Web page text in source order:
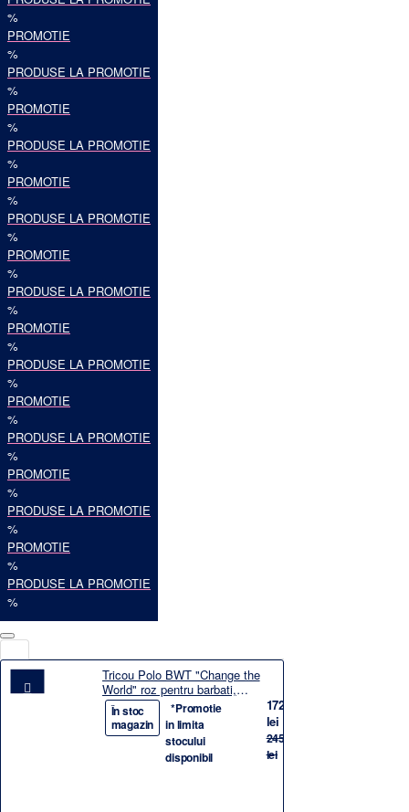
%
PROMOTIE
%
PRODUSE LA PROMOTIE
%
PROMOTIE
%
PRODUSE LA PROMOTIE
%
PROMOTIE
%
PRODUSE LA PROMOTIE
%
PROMOTIE
%
PRODUSE LA PROMOTIE
%
PROMOTIE
%
PRODUSE LA PROMOTIE
%
PROMOTIE
%
PRODUSE LA PROMOTIE
%
PROMOTIE
%
PRODUSE LA PROMOTIE
%
PROMOTIE
%
PRODUSE LA PROMOTIE
%
Tricou Polo BWT "Change the
World" roz pentru barbati,
marimea M
În stoc
magazin
*Promotie
in limita
stocului
disponibil
172,03
lei
245,75
lei